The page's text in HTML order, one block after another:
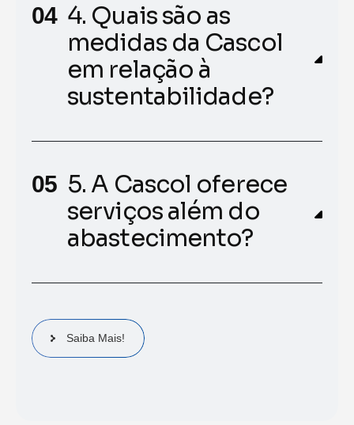
4. Quais são as
medidas da Cascol
em relação à
sustentabilidade?
5. A Cascol oferece
serviços além do
abastecimento?
Saiba Mais!